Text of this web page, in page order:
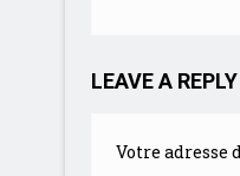
LEAVE A REPLY
Votre adresse